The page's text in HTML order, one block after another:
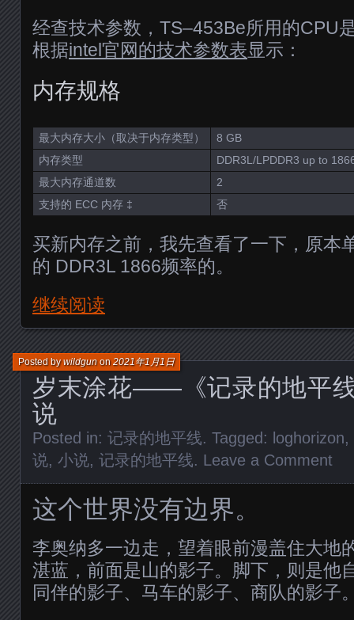
经查技术参数，TS–453Be所用的CPU
根据intel官网的技术参数表显示：
内存规格
最大内存大小（取决于内存类型）
8 GB
内存类型
DDR3L/LPDDR3 up to
最大内存通道数
2
支持的 ECC 内存 ‡
否
买新内存之前，我先查看了一下，原本
的 DDR3L 1866频率的。
继续阅读
岁末涂花——《记录的地平
说
Posted bywildgunon2021年1月1日
Posted in: 记录的地平线. Tagged: loghorizon,
说, 小说, 记录的地平线. Leave a Comment
这个世界没有边界。
李奥纳多一边走，望着眼前漫盖住大地
湛蓝，前面是山的影子。脚下，则是他
同伴的影子、马车的影子、商队的影子